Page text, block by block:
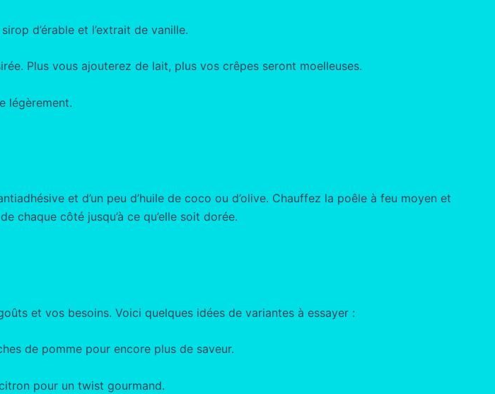
d’érable et l’extrait de vanille.
Plus vous ajouterez de lait, plus vos crêpes seront moelleuses.
légèrement.
et d’un peu d’huile de coco ou d’olive. Chauffez la poêle à feu moyen et
chaque côté jusqu’à ce qu’elle soit dorée.
et vos besoins. Voici quelques idées de variantes à essayer :
de pomme pour encore plus de saveur.
pour un twist gourmand.